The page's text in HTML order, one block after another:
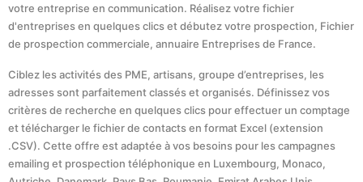
votre entreprise en communication. Réalisez votre fichier
d'entreprises en quelques clics et débutez votre prospection, Fichier
de prospection commerciale, annuaire Entreprises de France.
Ciblez les activités des PME, artisans, groupe d’entreprises, les
adresses sont parfaitement classés et organisés. Définissez vos
critères de recherche en quelques clics pour effectuer un comptage
et télécharger le fichier de contacts en format Excel (extension
.CSV). Cette offre est adaptée à vos besoins pour les campagnes
emailing et prospection téléphonique en Luxembourg, Monaco,